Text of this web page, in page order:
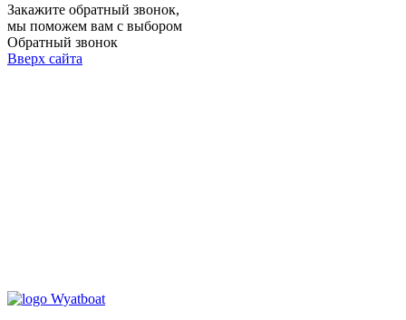
Закажите обратный звонок,
мы поможем вам с выбором
Обратный звонок
Вверх сайта